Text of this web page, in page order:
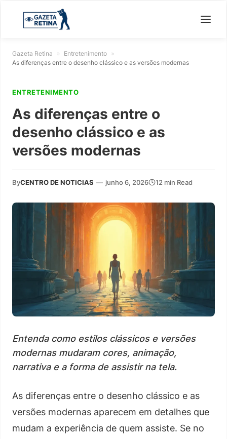
Gazeta Retina » Entretenimento »
As diferenças entre o desenho clássico e as versões modernas
ENTRETENIMENTO
As diferenças entre o
desenho clássico e as
versões modernas
ByCENTRO DE NOTICIAS — junho 6, 2026 12 min Read
Entenda como estilos clássicos e versões
modernas mudaram cores, animação,
narrativa e a forma de assistir na tela.
As diferenças entre o desenho clássico e as
versões modernas aparecem em detalhes que
mudam a experiência de quem assiste. Se no